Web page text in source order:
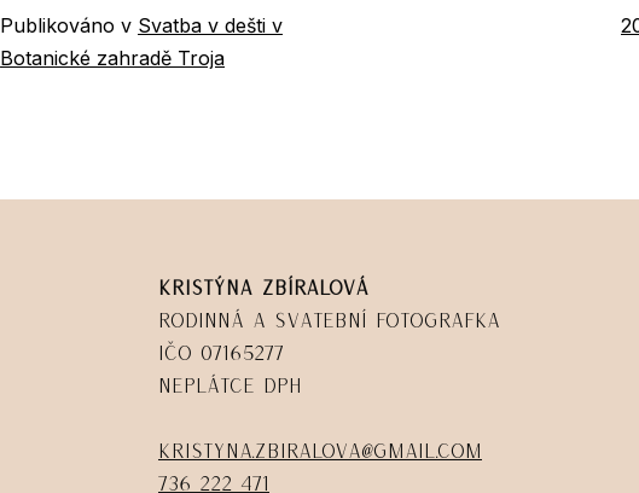
Publikováno v Svatba v dešti v
Botanické zahradě Troja
Kristýna Zbíralová
Rodinná a svatební fotografka
IČO 07165277
Neplátce DPH
kristyna.zbiralova@gmail.com
736 222 471